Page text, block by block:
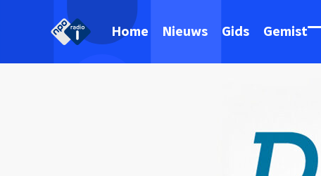
Home Nieuws Gids Gemist